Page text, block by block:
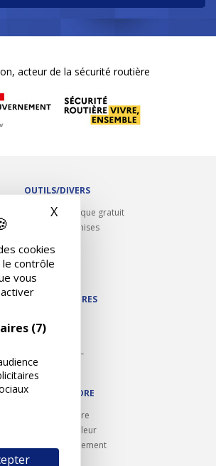
cookies
contrôle
vous
(7)
X Masquer le bandeau des
acteur de la sécurité routière
OUTILS/DIVERS
contrôle technique gratuit
Partenariats/Remises
Contact
NOS PARTENAIRES
Autodidact
Karoil
Autovision PL
Motovision
NOUS REJOINDRE
Ouvrir un centre
Devenez contrôleur
Carrières et recrutement